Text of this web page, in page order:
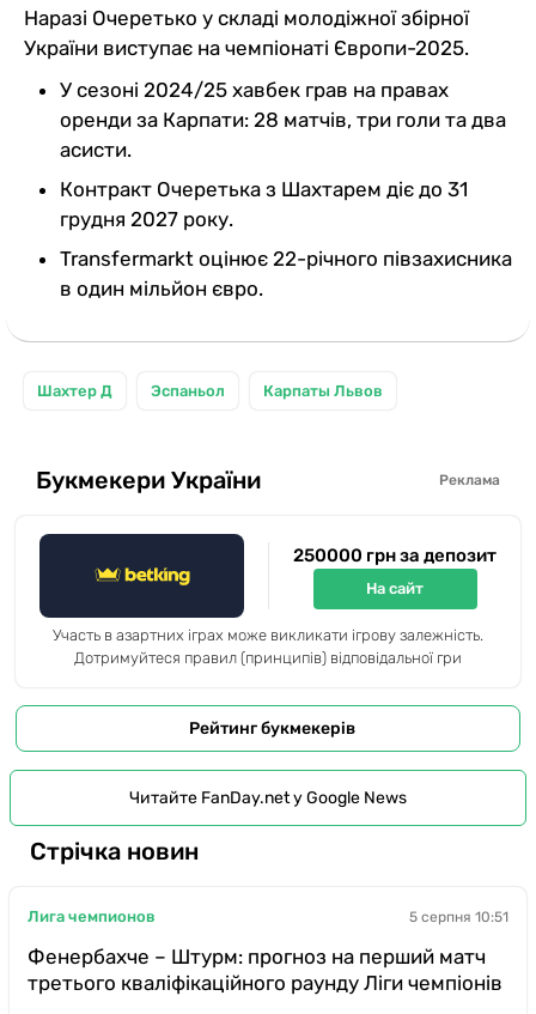
Наразі Очеретько у складі молодіжної збірної
України виступає на чемпіонаті Європи-2025.
У сезоні 2024/25 хавбек грав на правах
оренди за Карпати: 28 матчів, три голи та два
асисти.
Контракт Очеретька з Шахтарем діє до 31
грудня 2027 року.
Transfermarkt оцінює 22-річного півзахисника
в один мільйон євро.
Шахтер Д Эспаньол Карпаты Львов
Букмекери України Реклама
250000 грн за депозит
На сайт
Участь в азартних іграх може викликати ігрову залежність.
Дотримуйтеся правил (принципів) відповідальної гри
Рейтинг букмекерів
Читайте FanDay.net у Google News
Стрічка новин
Лига чемпионов 5 серпня 10:51
Фенербахче – Штурм: прогноз на перший матч
третього кваліфікаційного раунду Ліги чемпіонів